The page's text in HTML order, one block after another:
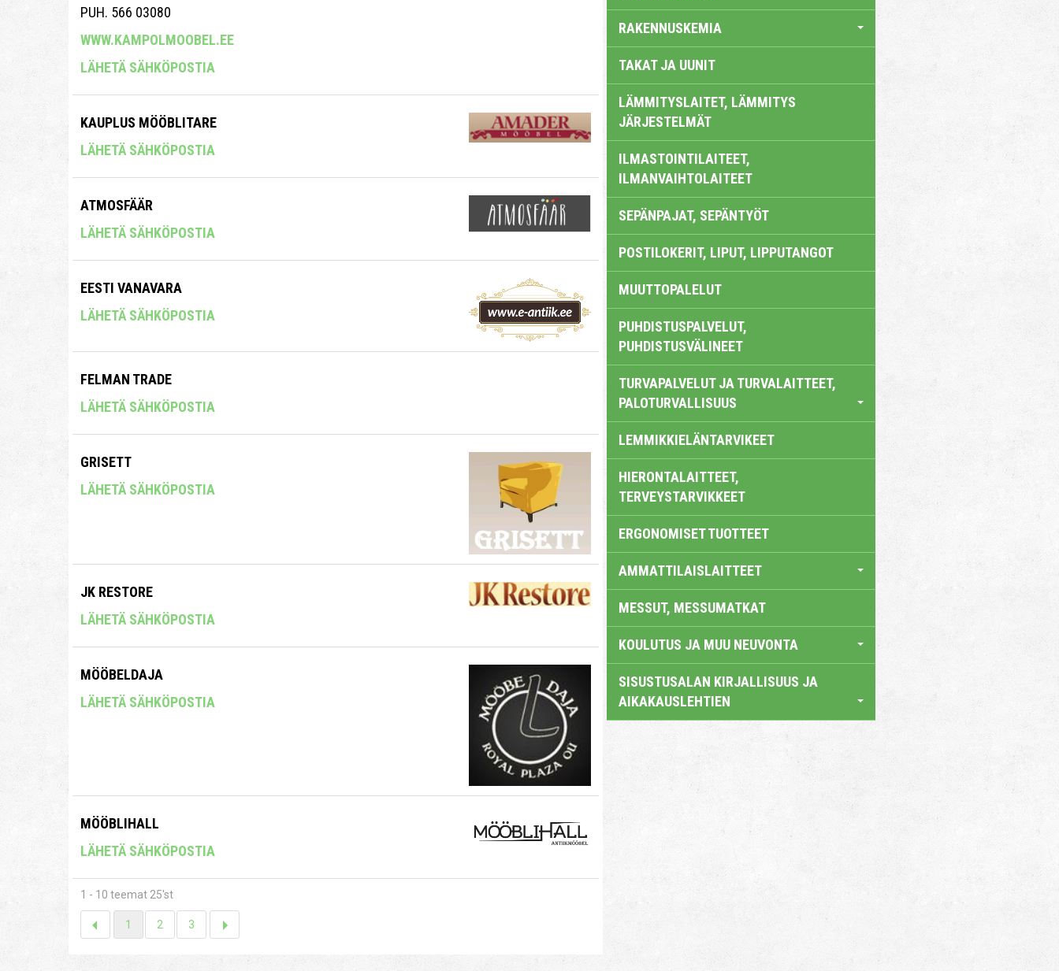
PUH. 566 03080
WWW.KAMPOLMOOBEL.EE
LÄHETÄ SÄHKÖPOSTIA
KAUPLUS MÖÖBLITARE
LÄHETÄ SÄHKÖPOSTIA
ATMOSFÄÄR
LÄHETÄ SÄHKÖPOSTIA
EESTI VANAVARA
LÄHETÄ SÄHKÖPOSTIA
FELMAN TRADE
LÄHETÄ SÄHKÖPOSTIA
GRISETT
LÄHETÄ SÄHKÖPOSTIA
JK RESTORE
LÄHETÄ SÄHKÖPOSTIA
MÖÖBELDAJA
LÄHETÄ SÄHKÖPOSTIA
MÖÖBLIHALL
LÄHETÄ SÄHKÖPOSTIA
1 - 10 teemat 25'st
1 2 3
RAKENNUSKEMIA
TAKAT JA UUNIT
LÄMMITYSLAITET, LÄMMITYS
JÄRJESTELMÄT
ILMASTOINTILAITEET,
ILMANVAIHTOLAITEET
SEPÄNPAJAT, SEPÄNTYÖT
POSTILOKERIT, LIPUT, LIPPUTANGOT
MUUTTOPALELUT
PUHDISTUSPALVELUT,
PUHDISTUSVÄLINEET
TURVAPALVELUT JA TURVALAITTEET,
PALOTURVALLISUUS
LEMMIKKIELÄNTARVIKEET
HIERONTALAITTEET,
TERVEYSTARVIKKEET
ERGONOMISET TUOTTEET
AMMATTILAISLAITTEET
MESSUT, MESSUMATKAT
KOULUTUS JA MUU NEUVONTA
SISUSTUSALAN KIRJALLISUUS JA
AIKAKAUSLEHTIEN